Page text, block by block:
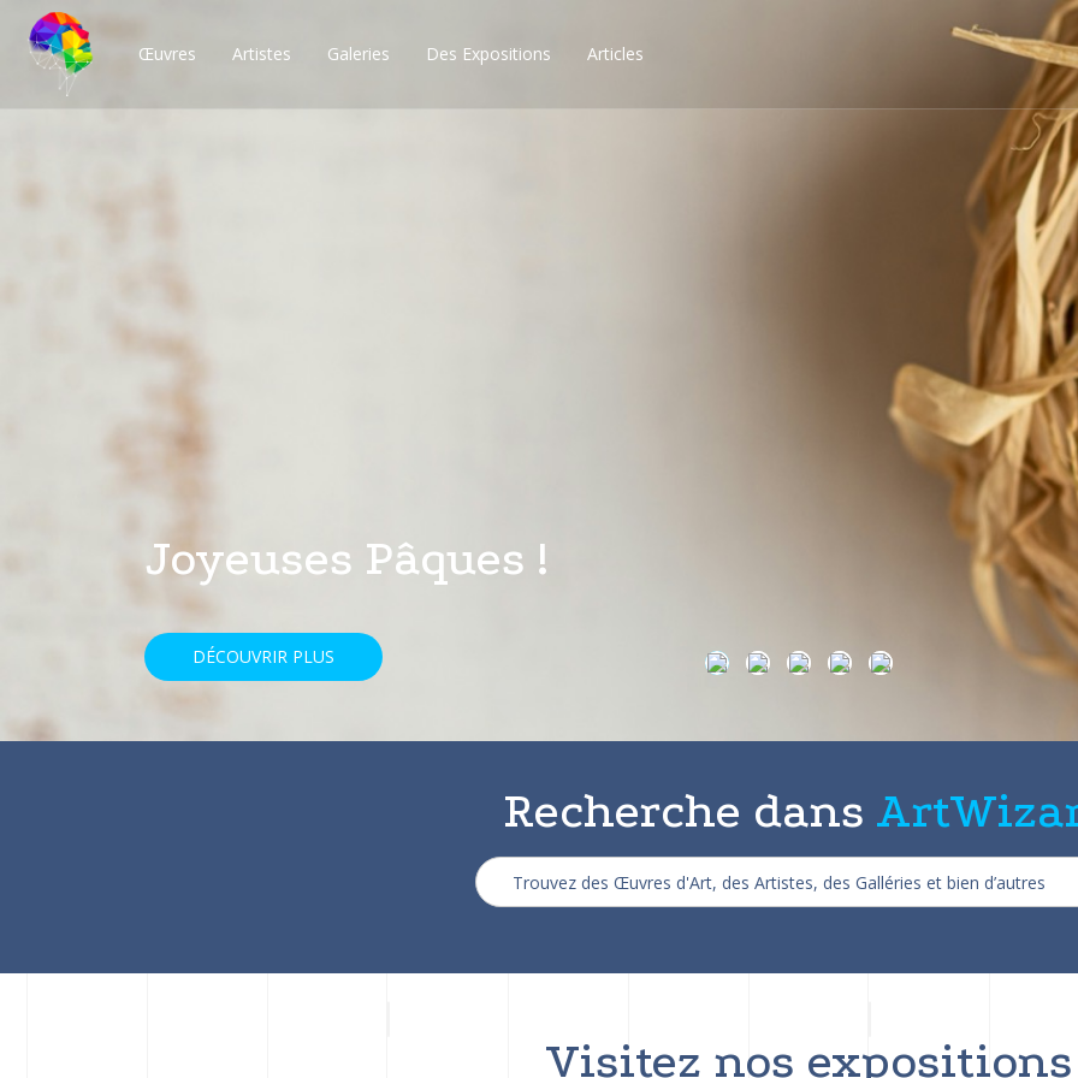
Œuvres Artistes Galeries Des Expositions Articles
Des milliers de possibilités, obtenez les
avec une réduction de 25%
DÉCOUVRIR PLUS
Recherche dans
Visitez nos expositions